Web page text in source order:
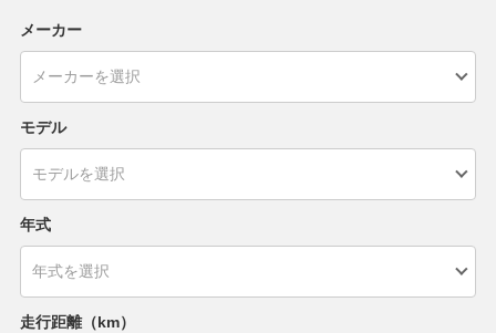
メーカー
モデル
年式
走行距離（km）